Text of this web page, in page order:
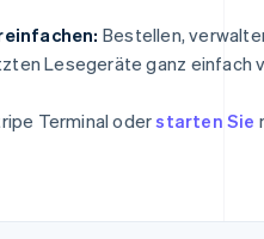
Bestellen,
Lesegeräte ganz einfach
Terminal oderstarten Sie